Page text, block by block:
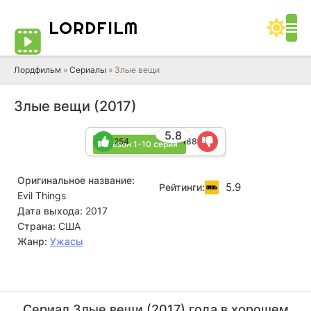
LORDFILM
Лордфильм » Сериалы » Злые вещи
Злые вещи (2017)
1 сезон 1-10 серия
5.8
254 188
Оригинальное название:
Evil Things
Дата выхода: 2017
Страна: США
Жанр: Ужасы
Рейтинги: 5.9